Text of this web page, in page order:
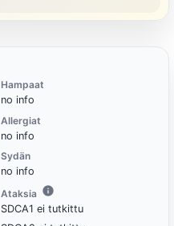
Hampaat
no info
Allergiat
no info
Sydän
no info
Ataksia
SDCA1 ei tutkittu